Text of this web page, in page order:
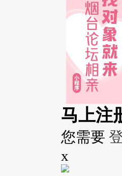
马上注
您需要
x